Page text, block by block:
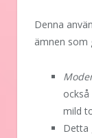
Denna
ämnen som
också
mild
Detta